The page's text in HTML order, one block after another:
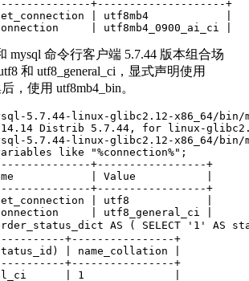
+--------------------+
| utf8mb4            |
mysql 命令行客户端 5.7.44 版本组合场
和 utf8_general_ci，显式声明使用
，使用 utf8mb4_bin。
5.7.44-linux-glibc2.12-x86_64/bin/
Distrib 5.7.44, for linux-
5.7.44-linux-glibc2.12-x86_64/
like "%connection%";
+-----------------+
| Value           |
+-----------------+
| utf8            |
| utf8_general_ci |
AS ( SELECT '1' AS
+----------------+
| name_collation |
+----------------+
| 1              |